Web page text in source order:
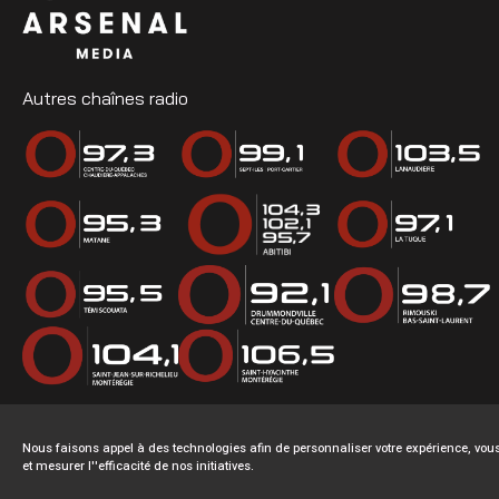
Autres chaînes radio
Nous faisons appel à des technologies afin de personnaliser votre expérience,
et mesurer l''efficacité de nos initiatives.